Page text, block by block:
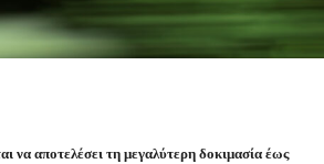
να αποτελέσει τη μεγαλύτερη δοκιμασία έως